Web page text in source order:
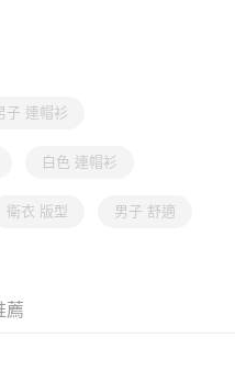
子 連帽衫
白色 連帽衫
衛衣 版型 男子 舒適
薦